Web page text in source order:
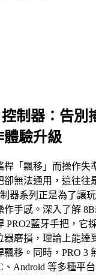
制器：告別
體驗升級
桿「飄移」而操作失
卻無法通用，這往往
器系列正是為了讓
手感。深入了解
PRO2藍牙手把，它
器磨損，理論上能達
移。同時，PRO 3
、Android 等多種平